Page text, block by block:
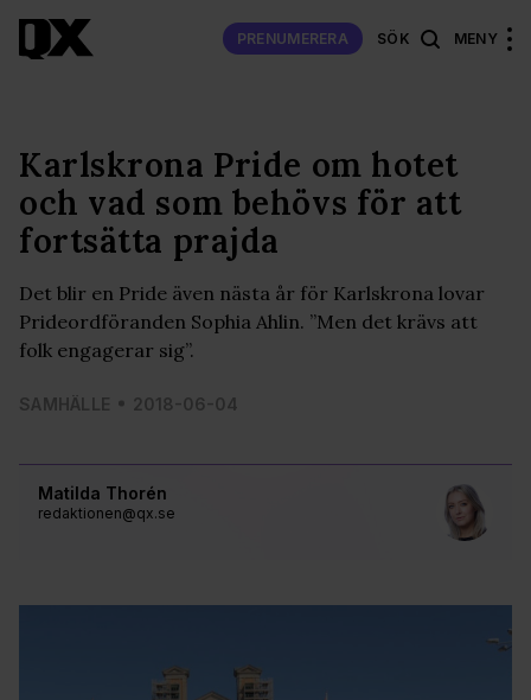
PRENUMERERA SÖK MENY
Matilda Thorén
redaktionen@qx.se
Karlskrona Pride om hotet
och vad som behövs för att
fortsätta prajda
Det blir en Pride även nästa år för Karlskrona lovar
Prideordföranden Sophia Ahlin. ”Men det krävs att
folk engagerar sig”.
SAMHÄLLE 2018-06-04